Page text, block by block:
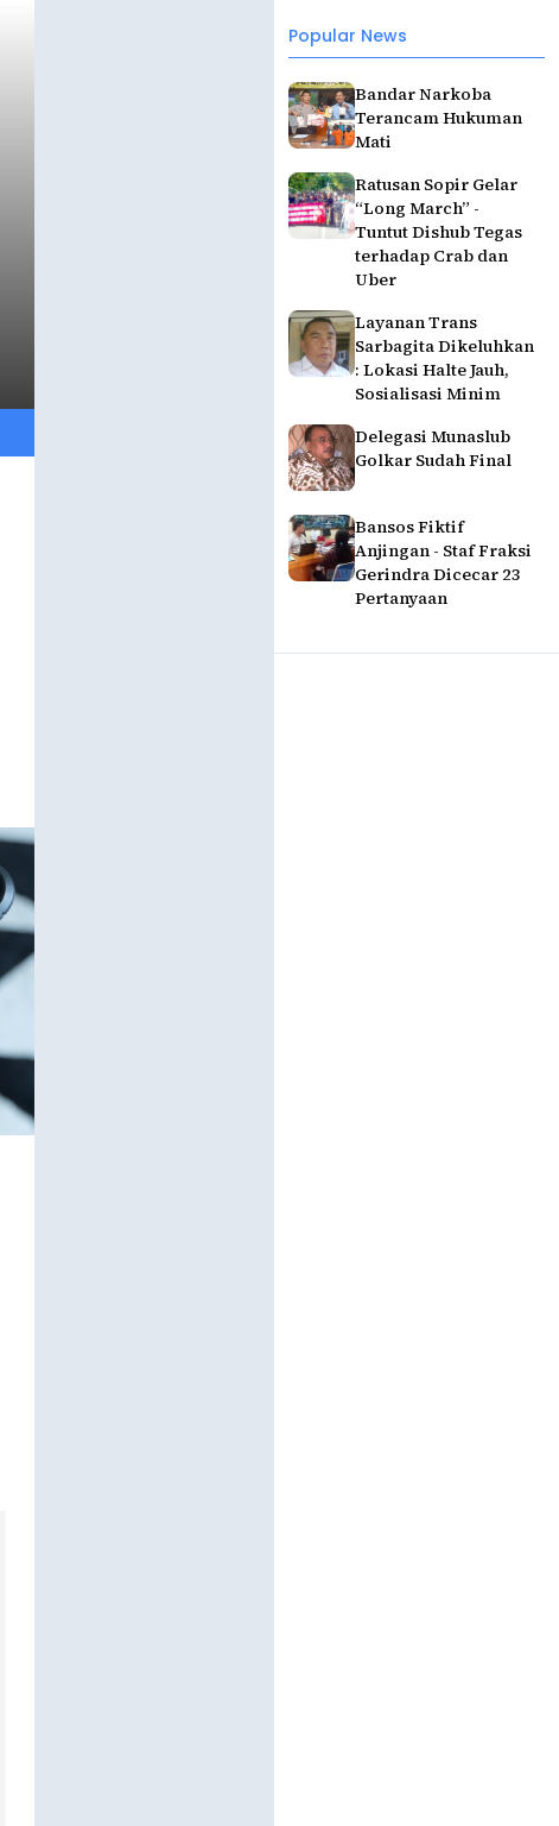
Popular News
Bandar Narkoba
Terancam Hukuman
Mati
Ratusan Sopir Gelar
“Long March” -
Tuntut Dishub Tegas
terhadap Crab dan
Uber
Layanan Trans
Sarbagita Dikeluhkan
: Lokasi Halte Jauh,
Sosialisasi Minim
Delegasi Munaslub
Golkar Sudah Final
Bansos Fiktif
Anjingan - Staf Fraksi
Gerindra Dicecar 23
Pertanyaan